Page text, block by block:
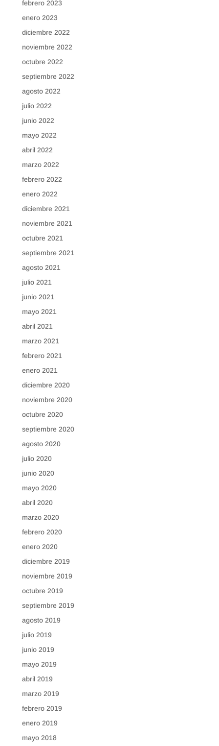
febrero 2023
enero 2023
diciembre 2022
noviembre 2022
octubre 2022
septiembre 2022
agosto 2022
julio 2022
junio 2022
mayo 2022
abril 2022
marzo 2022
febrero 2022
enero 2022
diciembre 2021
noviembre 2021
octubre 2021
septiembre 2021
agosto 2021
julio 2021
junio 2021
mayo 2021
abril 2021
marzo 2021
febrero 2021
enero 2021
diciembre 2020
noviembre 2020
octubre 2020
septiembre 2020
agosto 2020
julio 2020
junio 2020
mayo 2020
abril 2020
marzo 2020
febrero 2020
enero 2020
diciembre 2019
noviembre 2019
octubre 2019
septiembre 2019
agosto 2019
julio 2019
junio 2019
mayo 2019
abril 2019
marzo 2019
febrero 2019
enero 2019
mayo 2018